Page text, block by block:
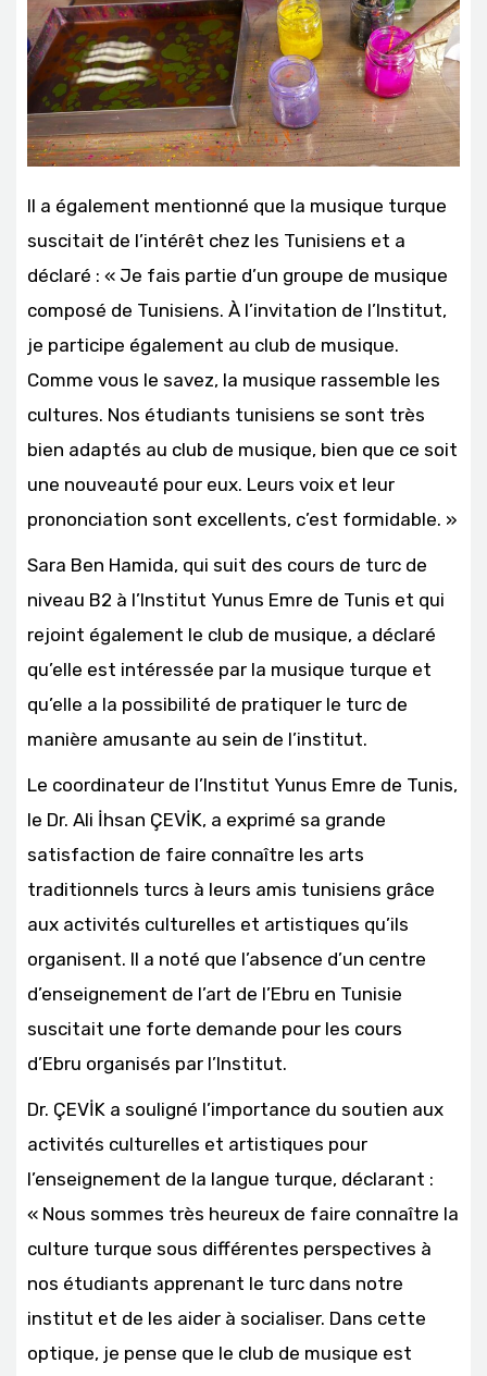
Il a également mentionné que la musique turque
suscitait de l’intérêt chez les Tunisiens et a
déclaré : « Je fais partie d’un groupe de musique
composé de Tunisiens. À l’invitation de l’Institut,
je participe également au club de musique.
Comme vous le savez, la musique rassemble les
cultures. Nos étudiants tunisiens se sont très
bien adaptés au club de musique, bien que ce soit
une nouveauté pour eux. Leurs voix et leur
prononciation sont excellents, c’est formidable. »
Sara Ben Hamida, qui suit des cours de turc de
niveau B2 à l’Institut Yunus Emre de Tunis et qui
rejoint également le club de musique, a déclaré
qu’elle est intéressée par la musique turque et
qu’elle a la possibilité de pratiquer le turc de
manière amusante au sein de l’institut.
Le coordinateur de l’Institut Yunus Emre de Tunis,
le Dr. Ali İhsan ÇEVİK, a exprimé sa grande
satisfaction de faire connaître les arts
traditionnels turcs à leurs amis tunisiens grâce
aux activités culturelles et artistiques qu’ils
organisent. Il a noté que l’absence d’un centre
d’enseignement de l’art de l’Ebru en Tunisie
suscitait une forte demande pour les cours
d’Ebru organisés par l’Institut.
Dr. ÇEVİK a souligné l’importance du soutien aux
activités culturelles et artistiques pour
l’enseignement de la langue turque, déclarant :
« Nous sommes très heureux de faire connaître la
culture turque sous différentes perspectives à
nos étudiants apprenant le turc dans notre
institut et de les aider à socialiser. Dans cette
optique, je pense que le club de musique est